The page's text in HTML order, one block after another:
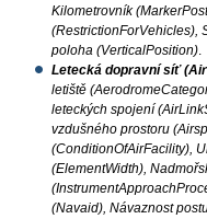
Kilometrovník
(RestrictionForVehicles),
poloha (VerticalPosition).
Letecká dopravní síť
letiště
leteckých spojení
vzdušného prostoru
(ConditionOfAirFacility),
(ElementWidth),
(Navaid), Návaznost